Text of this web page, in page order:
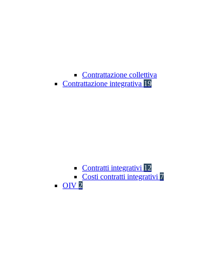
Contrattazione collettiva
Contrattazione integrativa 19
Contratti integrativi 12
Costi contratti integrativi 7
OIV 2